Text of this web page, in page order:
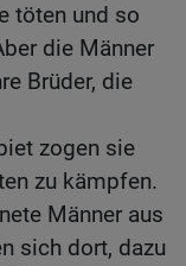
töten und so
die Männer
Brüder, die
zogen sie
zu kämpfen.
Männer aus
sich dort, dazu